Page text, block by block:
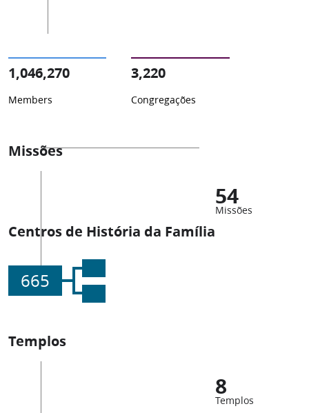
1,046,270
Members
3,220
Congregações
Missões
54
Missões
Centros de História da Família
665
Templos
8
Templos